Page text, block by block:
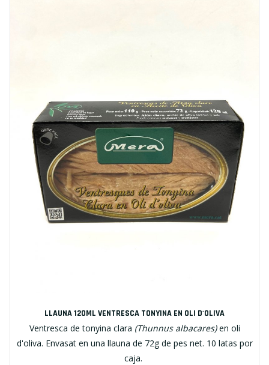
LLAUNA 120ML VENTRESCA TONYINA EN OLI D'OLIVA
Ventresca de tonyina clara (Thunnus albacares)en oli
d'oliva. Envasat en una llauna de 72g de pes net. 10 latas por
caja.